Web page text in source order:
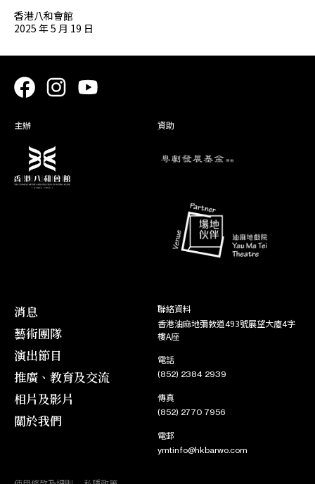
香港八和會館
2025 年 5 月 19 日
主辦 資助
消息
藝術團隊
演出節目
推廣、教育及交流
相片及影片
關於我們
聯絡資料
香港油麻地彌敦道493號展望大廈4字
樓A座
電話
(852) 2384 2939
傳真
(852) 2770 7956
電郵
ymtinfo@hkbarwo.com